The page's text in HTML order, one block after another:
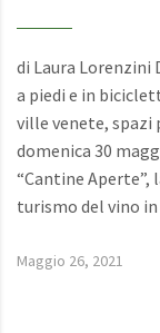
di Laura Lorenzini
a piedi e in
ville venete, spazi
domenica 30
“Cantine
turismo del vino
Maggio 26, 2021